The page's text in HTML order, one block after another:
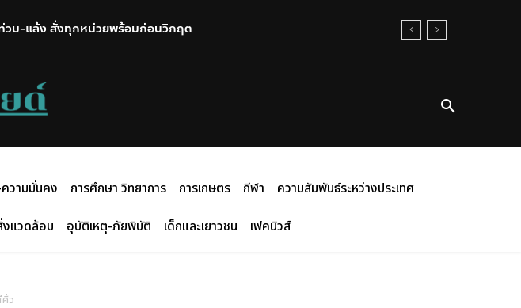
ม-แล้ง สั่งทุกหน่วยพร้อมก่อนวิกฤต
วามมั่นคง การศึกษา วิทยาการ การเกษตร กีฬา
ความสัมพันธ์ระหว่างประเทศ
แวดล้อม อุบัติเหตุ-ภัยพิบัติ เด็กและเยาวชน เฟคนิวส์
ว